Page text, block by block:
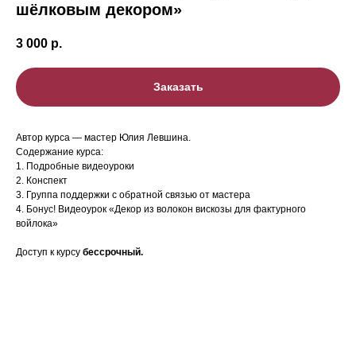
шёлковым декором»
3 000 р.
Заказать
Автор курса — мастер Юлия Левшина.
Содержание курса:
1. Подробные видеоуроки
2. Конспект
3. Группа поддержки с обратной связью от мастера
4. Бонус! Видеоурок «Декор из волокон вискозы для фактурного
войлока»
Доступ к курсу бессрочный.